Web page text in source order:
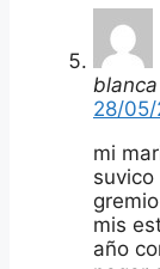
28/
mi
mis
año